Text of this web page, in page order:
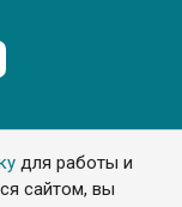
для работы и
сайтом, вы
с обязательной